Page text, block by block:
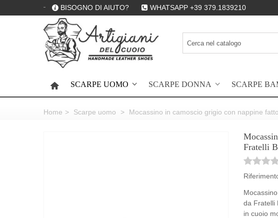
BISOGNO DI AIUTO? WHATSAPP +39 379.1839210
SCARPE UOMO SCARPE DONNA SCARPE
Home > Scarpe uomo > Mocassino in camoscio grigio con nappine
Fratelli
da Fratelli
in cuoio